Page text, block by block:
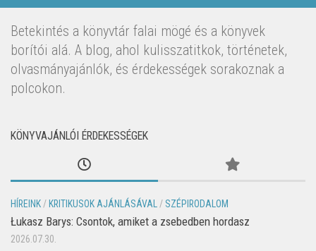
Betekintés a könyvtár falai mögé és a könyvek
borítói alá. A blog, ahol kulisszatitkok, történetek,
olvasmányajánlók, és érdekességek sorakoznak a
polcokon.
KÖNYVAJÁNLÓI ÉRDEKESSÉGEK
HÍREINK/ KRITIKUSOK AJÁNLÁSÁVAL/ SZÉPIRODALOM
Łukasz Barys: Csontok, amiket a zsebedben hordasz
2026.07.30.